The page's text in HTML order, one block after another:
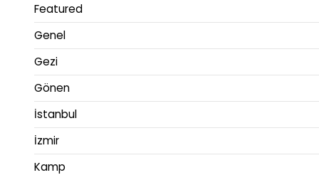
Featured
Genel
Gezi
Gönen
İstanbul
İzmir
Kamp